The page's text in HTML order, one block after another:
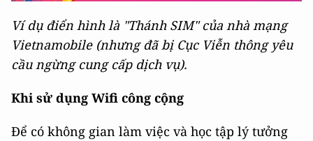
Ví dụ điển hình là "Thánh SIM" của nhà mạng
Vietnamobile (nhưng đã bị Cục Viễn thông yêu
cầu ngừng cung cấp dịch vụ).
Khi sử dụng Wifi công cộng
Để có không gian làm việc và học tập lý tưởng